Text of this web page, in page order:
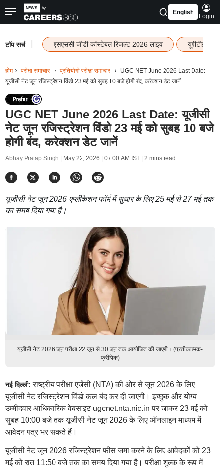
English
Login
टॉप सर्च एसएससी जीडी कांस्टेबल रिजल्ट 2026 लाइव यूपीटीईटी
होम परीक्षा समाचार प्रतियोगी परीक्षा समाचार
UGC NET June 2026 Last Date:
यूजीसी नेट जून रजिस्ट्रेशन विंडो 23 मई को सुबह 10 बजे होगी बंद, करेक्शन डेट जानें
UGC NET June 2026 Last Date: यूजीसी
नेट जून रजिस्ट्रेशन विंडो 23 मई को सुबह 10 बजे
होगी बंद, करेक्शन डेट जानें
Abhay Pratap Singh | May 22, 2026 | 07:00 AM IST| 2 mins read
यूजीसी नेट जून 2026 एप्लीकेशन फॉर्म में सुधार के लिए 25 मई से 27 मई तक
का समय दिया गया है।
यूजीसी नेट 2026 जून परीक्षा 22 जून से 30 जून तक आयोजित की जाएगी। (प्रतीकात्मक-
फ्रीपिक)
नई दिल्ली: राष्ट्रीय परीक्षा एजेंसी (NTA) की ओर से जून 2026 के लिए
यूजीसी नेट रजिस्ट्रेशन विंडो कल बंद कर दी जाएगी। इच्छुक और योग्य
उम्मीदवार आधिकारिक वेबसाइट ugcnet.nta.nic.in पर जाकर 23 मई को
सुबह 10:00 बजे तक यूजीसी नेट जून 2026 के लिए ऑनलाइन माध्यम में
आवेदन पत्र भर सकते हैं।
यूजीसी नेट जून 2026 रजिस्ट्रेशन फीस जमा करने के लिए आवेदकों को 23
मई को रात 11:50 बजे तक का समय दिया गया है। परीक्षा शुल्क के रूप में